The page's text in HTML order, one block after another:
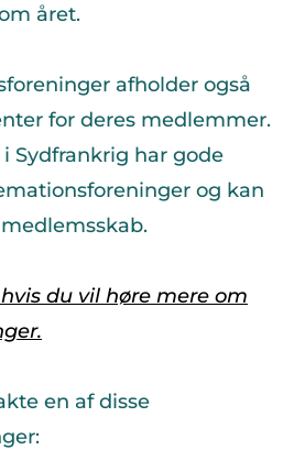
året.
afholder også
for deres medlemmer.
Sydfrankrig har gode
og kan
du vil høre mere om
en af disse